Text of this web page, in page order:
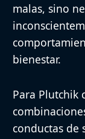
malas, sino
bienestar.
Para Plutchik
conductas de